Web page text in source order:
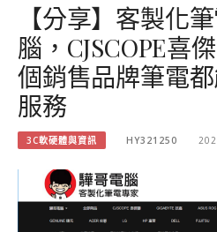
【分享】客製化
腦，CJSCOPE喜
個銷售品牌筆電
服務
3C軟硬體與資訊 HY321250